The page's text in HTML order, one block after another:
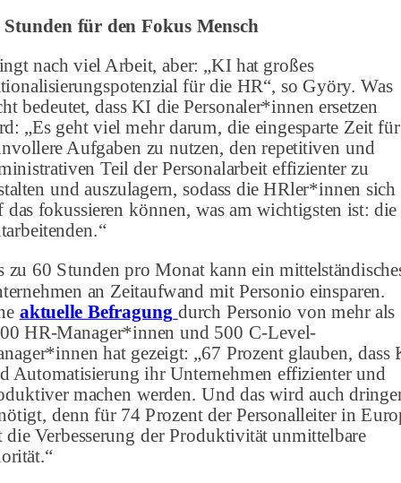
Stunden für den Fokus Mensch
nach viel Arbeit, aber: „KI hat großes
für die HR“, so Györy. Was
bedeutet, dass KI die Personaler*innen ersetzen
„Es geht viel mehr darum, die eingesparte Zeit für
Aufgaben zu nutzen, den repetitiven und
Teil der Personalarbeit effizienter zu
und auszulagern, sodass die HRler*innen sich
das fokussieren können, was am wichtigsten ist: die
zu 60 Stunden pro Monat kann ein
an Zeitaufwand mit Personio einsparen.
aktuelle Befragung durch Personio von mehr als
HR-Manager*innen und 500 C-Level-
hat gezeigt: „67 Prozent glauben, dass
Automatisierung ihr Unternehmen effizienter und
machen werden. Und das wird auch
denn für 74 Prozent der Personalleiter in
die Verbesserung der Produktivität unmittelbare